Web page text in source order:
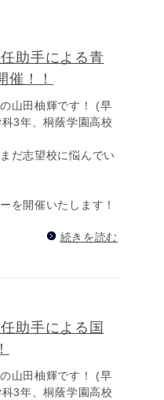
助手による青
催！！
山田柚輝です！ (早
3年、桐蔭学園高校
だ志望校に悩んでい
を開催いたします！
続きを読む
助手による国
山田柚輝です！ (早
3年、桐蔭学園高校